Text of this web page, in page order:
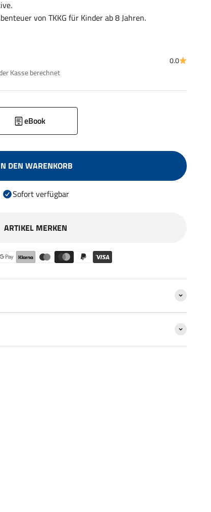
von TKKG für Kinder ab 8 Jahren.
Kasse berechnet
0.0
eBook
DEN WARENKORB
Sofort verfügbar
ARTIKEL MERKEN